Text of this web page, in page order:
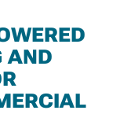
AND